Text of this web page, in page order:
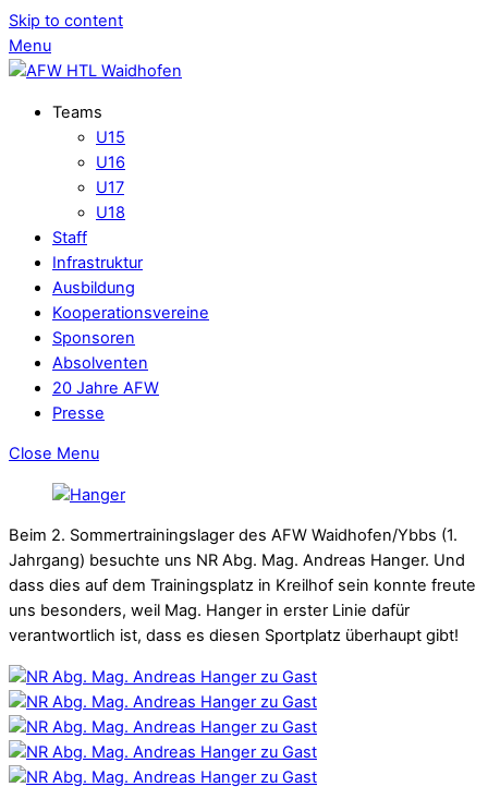
Skip to content
Menu
Teams
U15
U16
U17
U18
Staff
Infrastruktur
Ausbildung
Kooperationsvereine
Sponsoren
Absolventen
20 Jahre AFW
Presse
Close Menu
Beim 2. Sommertrainingslager des AFW Waidhofen/Ybbs (1.
Jahrgang) besuchte uns NR Abg. Mag. Andreas Hanger. Und
dass dies auf dem Trainingsplatz in Kreilhof sein konnte freute
uns besonders, weil Mag. Hanger in erster Linie dafür
verantwortlich ist, dass es diesen Sportplatz überhaupt gibt!